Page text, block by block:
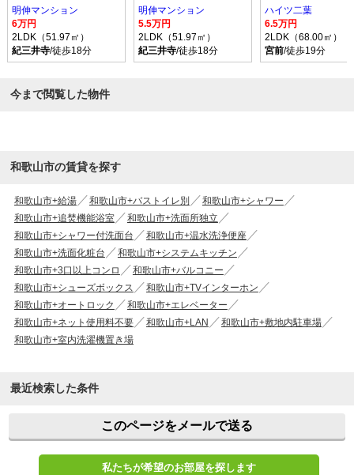
明伸マンション
6万円
2LDK（51.97㎡）
紀三井寺/徒歩18分
明伸マンション
5.5万円
2LDK（51.97㎡）
紀三井寺/徒歩18分
ハイツ二葉
6.5万円
2LDK（68.00㎡）
宮前/徒歩19分
今まで閲覧した物件
和歌山市の賃貸を探す
和歌山市+給湯 和歌山市+バストイレ別
和歌山市+シャワー
和歌山市+追焚機能浴室
和歌山市+洗面所独立
和歌山市+シャワー付洗面台
和歌山市+温水洗浄便座
和歌山市+洗面化粧台
和歌山市+システムキッチン
和歌山市+3口以上コンロ
和歌山市+バルコニー
和歌山市+シューズボックス
和歌山市+TVインターホン
和歌山市+オートロック
和歌山市+エレベーター
和歌山市+ネット使用料不要
和歌山市+LAN
和歌山市+敷地内駐車場
和歌山市+室内洗濯機置き場
最近検索した条件
このページをメールで送る
私たちが希望のお部屋を探します